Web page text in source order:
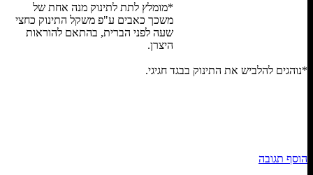
*מומלץ לתת לתינוק מנה אחת של
משכך כאבים ע"פ משקל התינוק כחצי
שעה לפני הברית, בהתאם להוראות
היצרן.
*נוהגים להלביש את התינוק בבגד חגיגי.
הוסף תגובה